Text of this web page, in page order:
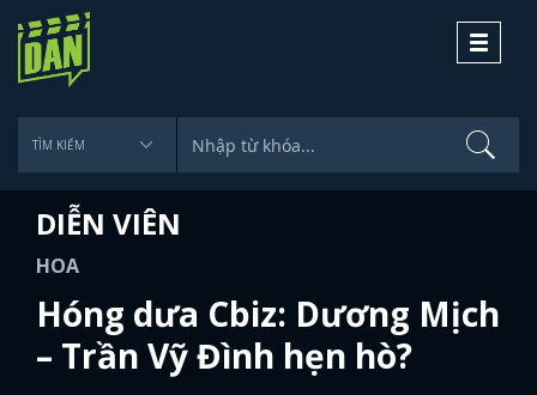
Toggle
DIỄN VIÊN
HOA
Hóng dưa Cbiz: Dương Mịch
– Trần Vỹ Đình hẹn hò?